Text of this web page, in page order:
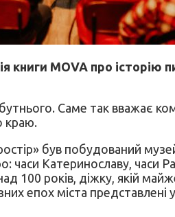
книги MOVA про історію
Саме так вважає
краю.
був побудований
часи Катеринославу, часи
100 років, діжку, якій
епох міста